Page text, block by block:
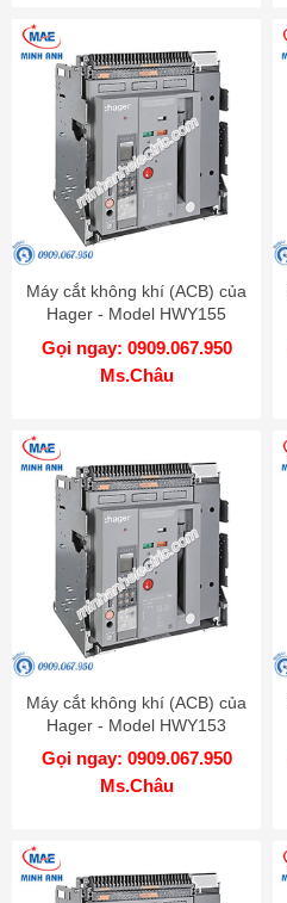
Máy cắt không khí (ACB) của
Hager - Model HWY155
Gọi ngay: 0909.067.950
Ms.Châu
Máy cắt không khí (ACB) của
Hager - Model HWY153
Gọi ngay: 0909.067.950
Ms.Châu